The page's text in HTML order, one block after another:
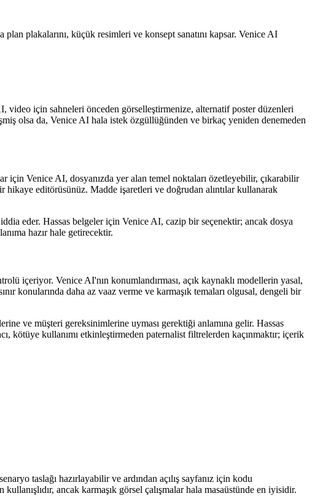
plakalarını, küçük resimleri ve konsept sanatını kapsar. Venice AI
için sahneleri önceden görselleştirmenize, alternatif poster düzenleri
olsa da, Venice AI hala istek özgüllüğünden ve birkaç yeniden denemeden
Venice AI, dosyanızda yer alan temel noktaları özetleyebilir, çıkarabilir
editörüsünüz. Madde işaretleri ve doğrudan alıntılar kullanarak
eder. Hassas belgeler için Venice AI, cazip bir seçenektir; ancak dosya
hazır hale getirecektir.
içeriyor. Venice AI'nın konumlandırması, açık kaynaklı modellerin yasal,
konularında daha az vaaz verme ve karmaşık temaları olgusal, dengeli bir
ve müşteri gereksinimlerine uyması gerektiği anlamına gelir. Hassas
kötüye kullanımı etkinleştirmeden paternalist filtrelerden kaçınmaktır; içerik
taslağı hazırlayabilir ve ardından açılış sayfanız için kodu
ancak karmaşık görsel çalışmalar hala masaüstünde en iyisidir.